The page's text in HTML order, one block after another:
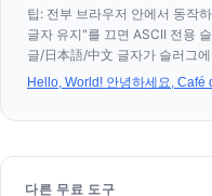
팁: 전부 브라우저 안에서 동작
글자 유지"를 끄면 ASCII 전용
글/日本語/中文 글자가 슬러그
Hello, World! 안녕하세요, Café
다른 무료 도구